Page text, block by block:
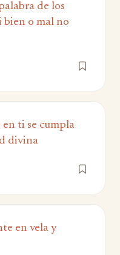
de los
bien o mal no
en ti se cumpla
divina
en vela y